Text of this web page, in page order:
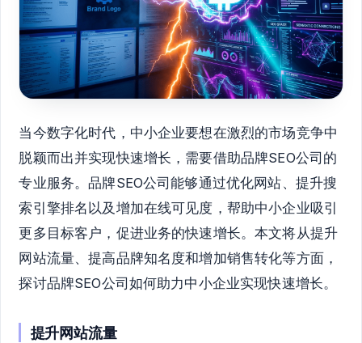
当今数字化时代，中小企业要想在激烈的市场竞争中
脱颖而出并实现快速增长，需要借助品牌SEO公司的
专业服务。品牌SEO公司能够通过优化网站、提升搜
索引擎排名以及增加在线可见度，帮助中小企业吸引
更多目标客户，促进业务的快速增长。本文将从提升
网站流量、提高品牌知名度和增加销售转化等方面，
探讨品牌SEO公司如何助力中小企业实现快速增长。
提升网站流量